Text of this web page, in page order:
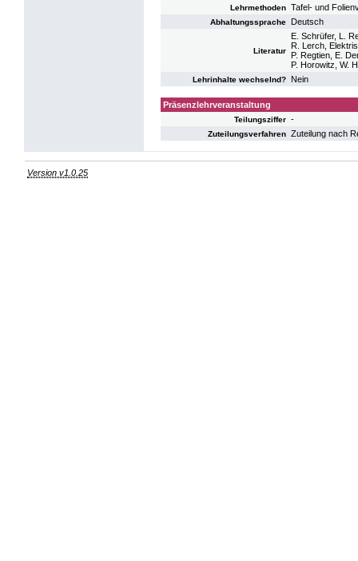
Lehrmethoden Tafel- und
Abhaltungssprache Deutsch
Literatur
E. Schrüfer, L.
R. Lerch,
P. Regtien, E.
P. Horowitz, W.
Lehrinhalte wechselnd? Nein
Präsenzlehrveranstaltung
Teilungsziffer -
Zuteilungsverfahren Zuteilung nach
Version v1.0.25